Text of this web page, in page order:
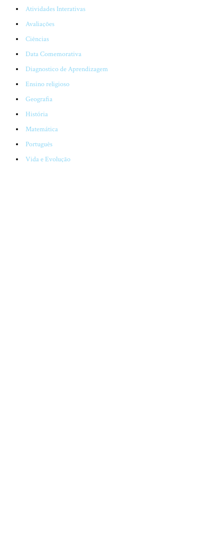
Atividades Interativas
Avaliações
Ciências
Data Comemorativa
Diagnostico de Aprendizagem
Ensino religioso
Geografia
História
Matemática
Português
Vida e Evolução